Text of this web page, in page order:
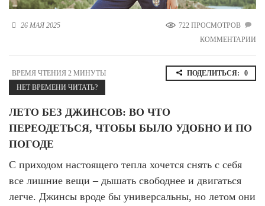
Новосибирская область (3)
Республика Башкортостан (3)
Республика Татарстан (2)
Ростовская область (2)
Самарская область (1)
Санкт-Петербург и ЛО (3)
Свердловская область (5)
Северная Осетия (2)
Ставропольский край (5)
26 МАЯ 2025
722 ПРОСМОТРОВ
КОММЕНТАРИИ
ВРЕМЯ ЧТЕНИЯ 2 МИНУТЫ
НЕТ ВРЕМЕНИ ЧИТАТЬ?
ПОДЕЛИТЬСЯ: 0
ЛЕТО БЕЗ ДЖИНСОВ: ВО ЧТО
ПЕРЕОДЕТЬСЯ, ЧТОБЫ БЫЛО УДОБНО И ПО
ПОГОДЕ
С приходом настоящего тепла хочется снять с себя
все лишние вещи – дышать свободнее и двигаться
легче. Джинсы вроде бы универсальны, но летом они